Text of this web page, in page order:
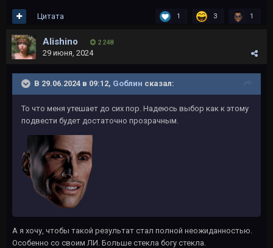
1 3 1
Цитата
Alishino 2 248
29 июня, 2024
В 29.06.2024 в 09:12, Gоблин сказал:
То что меня утешает до сих пор. Надеюсь выбор как к этому
подвести будет достаточно прозрачным.
А я хочу, чтобы такой результат стал полной неожиданностью.
Особенно со своим ЛИ. Больше стекла богу стекла.